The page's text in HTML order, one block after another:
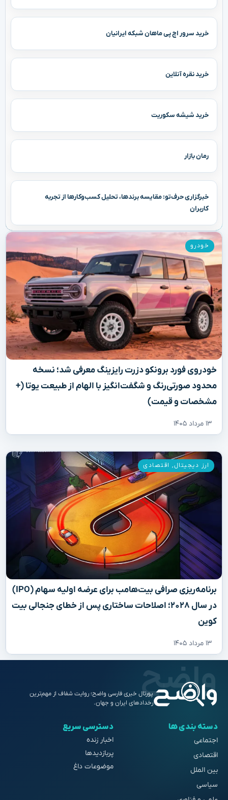
خرید سرور اچ پی ماهان شبکه ایرانیان
خرید نقره آنلاین
خرید شیشه سکوریت
رمان بازار
خبرگزاری حرف‌تو: مقایسه برندها، تحلیل کسب‌وکارها از تجربه
کاربران
خودروی فورد برونکو دزرت رایزینگ معرفی شد؛ نسخه
محدود صورتی‌رنگ و شگفت‌انگیز با الهام از طبیعت یوتا (+
مشخصات و قیمت)
۱۳ مرداد ۱۴۰۵
خودرو
برنامه‌ریزی صرافی بیت‌هامب برای عرضه اولیه سهام (IPO)
در سال ۲۰۲۸؛ اصلاحات ساختاری پس از خطای جنجالی بیت
کوین
۱۳ مرداد ۱۴۰۵
ارز دیجیتال, اقتصادی
پورتال خبری فارسی واضح؛ روایت شفاف از مهم‌ترین
رخدادهای ایران و جهان.
دسته بندی ها
اجتماعی
اقتصادی
بین الملل
سیاسی
دسترسی سریع
اخبار زنده
پربازدیدها
موضوعات داغ